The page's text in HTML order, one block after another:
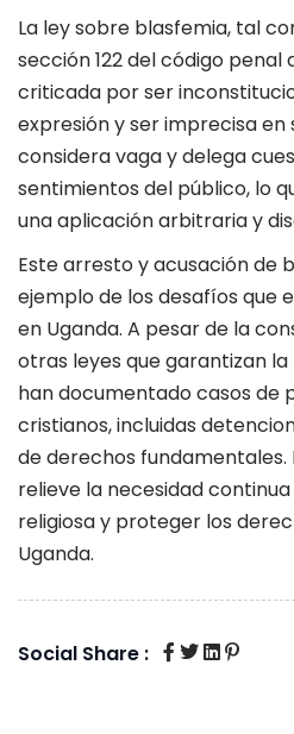
La ley sobre blasfemia, tal
sección 122 del código penal
criticada por ser
expresión y ser imprecisa en
considera vaga y delega
sentimientos del público, lo
una aplicación arbitraria y
Este arresto y acusación de
ejemplo de los desafíos que
en Uganda. A pesar de la
otras leyes que garantizan
han documentado casos de
cristianos, incluidas
de derechos fundamentales.
relieve la necesidad
religiosa y proteger los
Uganda.
Social Share :